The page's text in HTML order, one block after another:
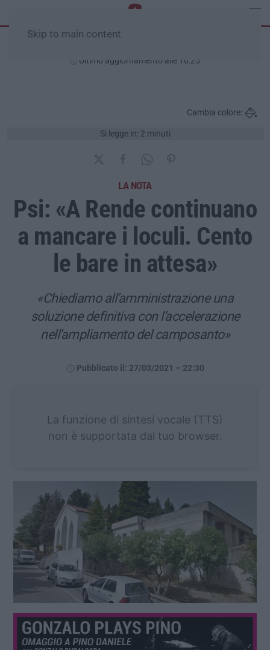
Skip to main content
Ultimo aggiornamento alle 10:25
Si legge in: 2 minuti
Cambia colore:
LA NOTA
Psi: «A Rende continuano
a mancare i loculi. Cento
le bare in attesa»
«Chiediamo all’amministrazione una
soluzione definitiva con l’accelerazione
nell’ampliamento del camposanto»
Pubblicato il: 27/03/2021 – 22:30
La funzione di sintesi vocale (TTS)
non è supportata dal tuo browser.